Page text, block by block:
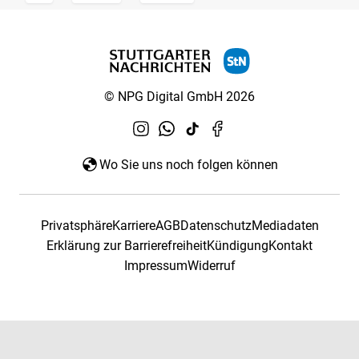
© NPG Digital GmbH 2026
Wo Sie uns noch folgen können
PrivatsphäreKarriereAGBDatenschutzMediadaten
Erklärung zur BarrierefreiheitKündigungKontakt
ImpressumWiderruf